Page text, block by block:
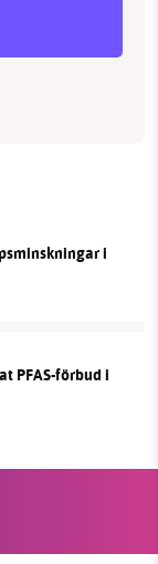
i
PFAS-förbud i